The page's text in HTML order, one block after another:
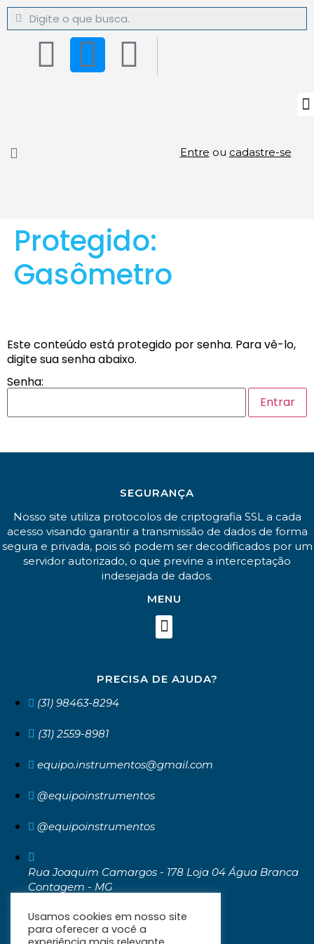
Entre ou cadastre-se
Protegido:
Gasômetro
Este conteúdo está protegido por senha. Para vê-lo,
digite sua senha abaixo.
Senha:
SEGURANÇA
Nosso site utiliza protocolos de criptografia SSL a cada
acesso visando garantir a transmissão de dados de forma
segura e privada, pois só podem ser decodificados por um
servidor autorizado, o que previne a interceptação
indesejada de dados.
MENU
PRECISA DE AJUDA?
(31) 98463-8294
(31) 2559-8981
equipo.instrumentos@gmail.com
@equipoinstrumentos
@equipoinstrumentos
Rua Joaquim Camargos - 178 Loja 04 Água Branca
Contagem - MG
Usamos cookies em nosso site
para oferecer a você a